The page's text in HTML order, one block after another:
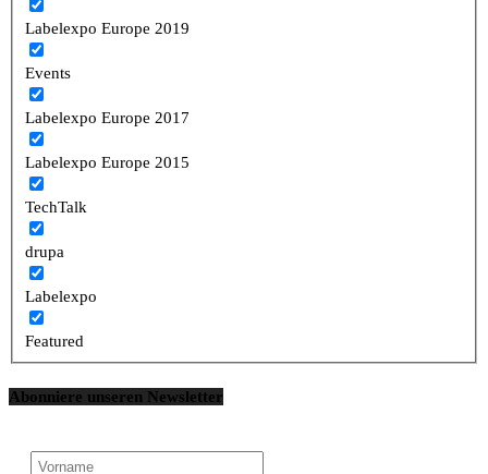
Labelexpo Europe 2019
Events
Labelexpo Europe 2017
Labelexpo Europe 2015
TechTalk
drupa
Labelexpo
Featured
Abonniere unseren Newsletter